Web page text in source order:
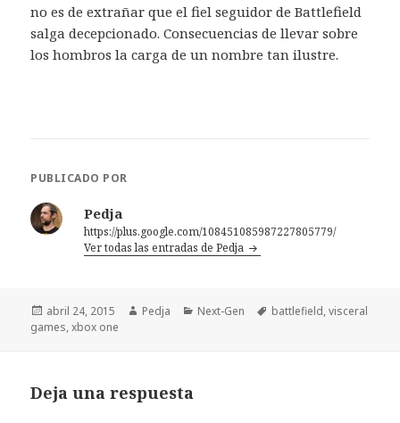
no es de extrañar que el fiel seguidor de Battlefield
salga decepcionado. Consecuencias de llevar sobre
los hombros la carga de un nombre tan ilustre.
PUBLICADO POR
Pedja
https://plus.google.com/108451085987227805779/
Ver todas las entradas de Pedja
Publicado
el
abril 24, 2015 Autor
Pedja Categorías
Next-Gen Etiquetas
battlefield,visceral
games,xbox one
Deja una respuesta